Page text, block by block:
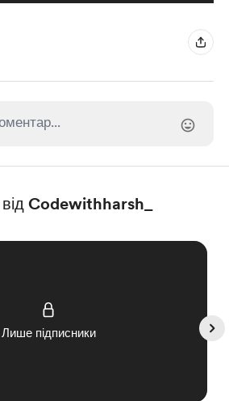
Codewithharsh_
Лише підписники